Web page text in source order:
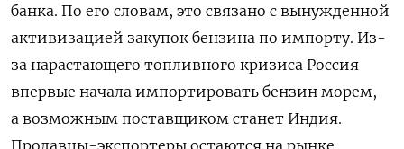
банка. По его словам, это связано с вынужденной
активизацией закупок бензина по импорту. Из-
за нарастающего топливного кризиса Россия
впервые начала импортировать бензин морем,
а возможным поставщиком станет Индия.
Продавцы-экспортеры остаются на рынке,